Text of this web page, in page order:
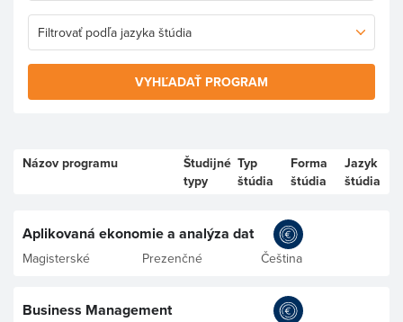
VYHĽADAŤ PROGRAM
Názov programu
Študijné
typy
Typ
štúdia
Forma
štúdia
Jazyk
štúdia
Aplikovaná ekonomie a analýza dat
Magisterské Prezenčné Čeština
Business Management